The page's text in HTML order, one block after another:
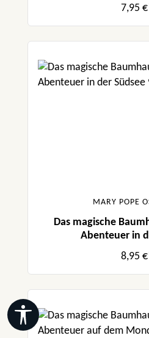
7,95
MARY POPE
Das magische
Abenteuer in
8,95
Werkzeugleiste anzeigen